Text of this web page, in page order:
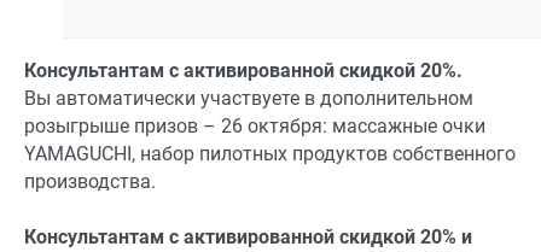
Консультантам с активированной скидкой 20%.
Вы автоматически участвуете в дополнительном
розыгрыше призов – 26 октября: массажные очки
YAMAGUCHI, набор пилотных продуктов собственного
производства.
Консультантам с активированной скидкой 20% и